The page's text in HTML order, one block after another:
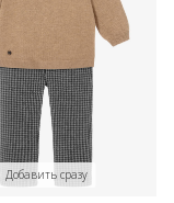
Добавить сразу